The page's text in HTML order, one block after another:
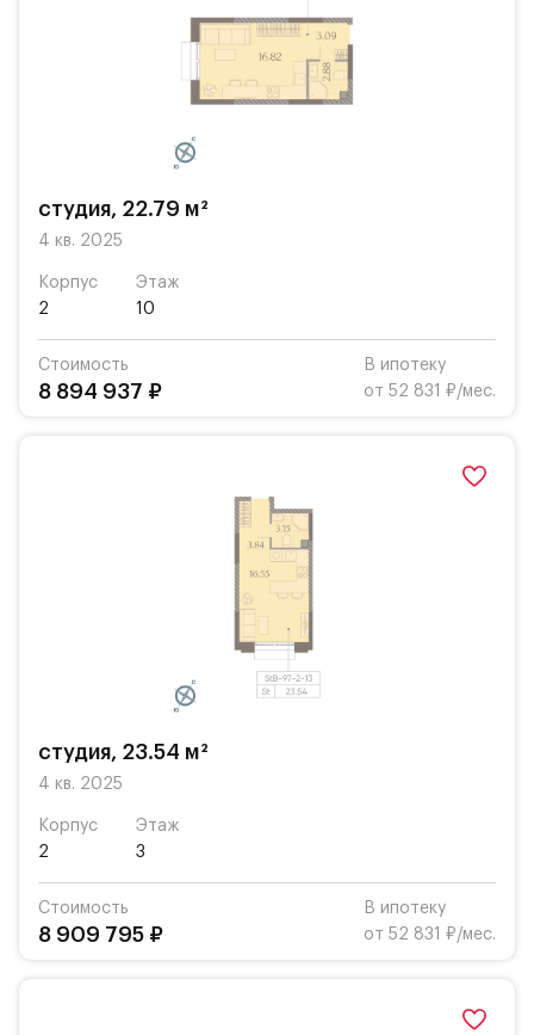
студия, 22.79 м²
4 кв. 2025
Корпус
2
Этаж
10
Стоимость
8 894 937 ₽
В ипотеку
от 52 831 ₽/мес.
студия, 23.54 м²
4 кв. 2025
Корпус
2
Этаж
3
Стоимость
8 909 795 ₽
В ипотеку
от 52 831 ₽/мес.